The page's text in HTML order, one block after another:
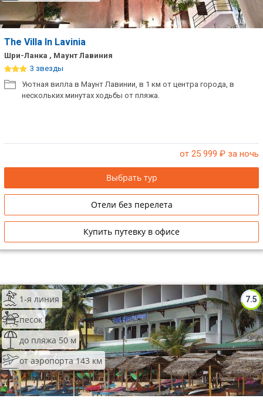
The Villa In Lavinia
Шри-Ланка , Маунт Лавиния
3 звезды
Уютная вилла в Маунт Лавинии, в 1 км от центра города, в
нескольких минутах ходьбы от пляжа.
от 25 999 ₽ за ночь
Выбрать тур
Отели без перелета
Купить путевку в офисе
7.5
1-я линия
песок
до пляжа 50 м
от аэропорта 143 км